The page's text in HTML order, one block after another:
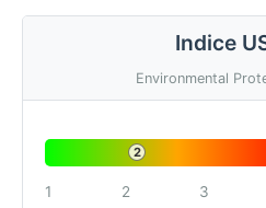
Indice
Environmental
2
1 2 3